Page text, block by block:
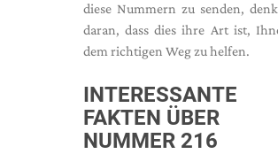
diese Nummern zu senden,
daran, dass dies ihre Art ist,
dem richtigen Weg zu helfen.
INTERESSANTE
FAKTEN ÜBER
NUMMER 216